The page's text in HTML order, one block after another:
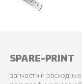
SPARE-PRINT
запчасти и